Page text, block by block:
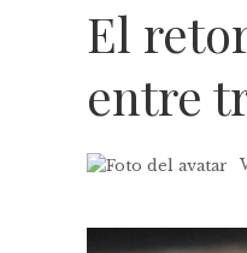
El
entre